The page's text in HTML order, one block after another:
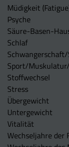
Müdigkeit
Psyche
Säure-Basen-
Schlaf
Sport/
Stoffwechsel
Stress
Übergewicht
Untergewicht
Vitalität
Wechseljahre der